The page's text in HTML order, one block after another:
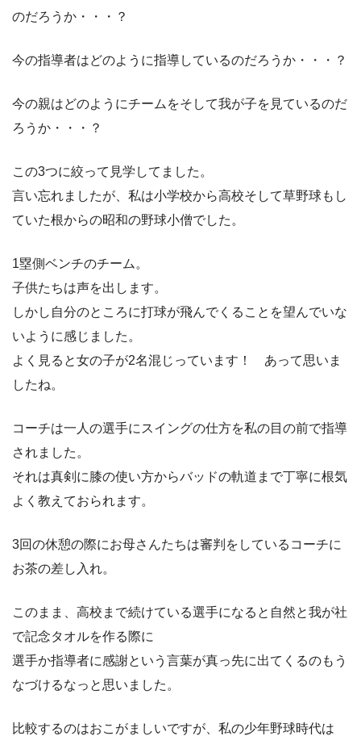
のだろうか・・・？
今の指導者はどのように指導しているのだろうか・・・？
今の親はどのようにチームをそして我が子を見ているのだ
ろうか・・・？
この3つに絞って見学してました。
言い忘れましたが、私は小学校から高校そして草野球もし
ていた根からの昭和の野球小僧でした。
1塁側ベンチのチーム。
子供たちは声を出します。
しかし自分のところに打球が飛んでくることを望んでいな
いように感じました。
よく見ると女の子が2名混じっています！ あって思いま
したね。
コーチは一人の選手にスイングの仕方を私の目の前で指導
されました。
それは真剣に膝の使い方からバッドの軌道まで丁寧に根気
よく教えておられます。
3回の休憩の際にお母さんたちは審判をしているコーチに
お茶の差し入れ。
このまま、高校まで続けている選手になると自然と我が社
で記念タオルを作る際に
選手か指導者に感謝という言葉が真っ先に出てくるのもう
なづけるなっと思いました。
比較するのはおこがましいですが、私の少年野球時代は